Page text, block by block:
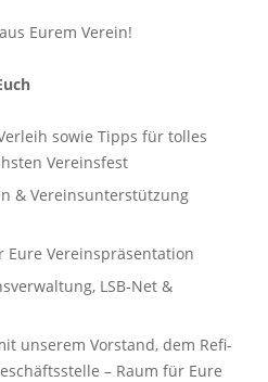
Eurem Verein!
sowie Tipps für tolles
Vereinsfest
& Vereinsunterstützung
Eure Vereinspräsentation
LSB-Net &
unserem Vorstand, dem Refi-
– Raum für Eure